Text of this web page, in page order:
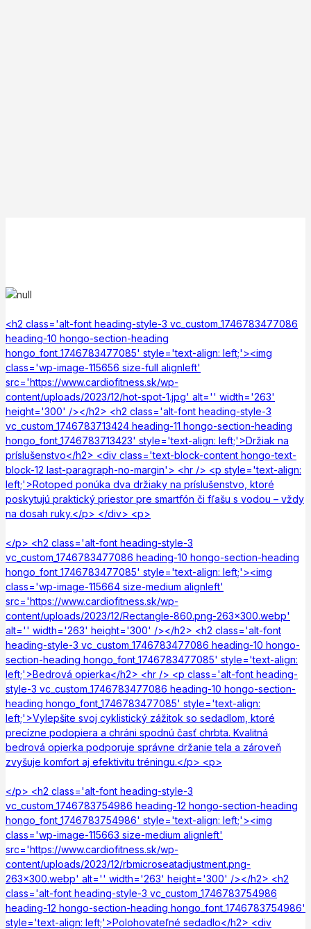
<h2 class='alt-font heading-style-3 vc_custom_1746783477086
heading-10 hongo-section-heading
hongo_font_1746783477085' style='text-align: left;'><img
class='wp-image-115656 size-full alignleft'
src='https://www.cardiofitness.sk/wp-
content/uploads/2023/12/hot-spot-1.jpg' alt='' width='263'
height='300' /></h2> <h2 class='alt-font heading-style-3
vc_custom_1746783713424 heading-11 hongo-section-heading
hongo_font_1746783713423' style='text-align: left;'>Držiak na
príslušenstvo</h2> <div class='text-block-content hongo-text-
block-12 last-paragraph-no-margin'> <hr /> <p style='text-align:
left;'>Rotoped ponúka dva držiaky na príslušenstvo, ktoré
poskytujú praktický priestor pre smartfón či fľašu s vodou – vždy
na dosah ruky.</p> </div> <p>
</p> <h2 class='alt-font heading-style-3
vc_custom_1746783477086 heading-10 hongo-section-heading
hongo_font_1746783477085' style='text-align: left;'><img
class='wp-image-115664 size-medium alignleft'
src='https://www.cardiofitness.sk/wp-
content/uploads/2023/12/Rectangle-860.png-263x300.webp'
alt='' width='263' height='300' /></h2> <h2 class='alt-font
heading-style-3 vc_custom_1746783477086 heading-10 hongo-
section-heading hongo_font_1746783477085' style='text-align:
left;'>Bedrová opierka</h2> <hr /> <p class='alt-font heading-
style-3 vc_custom_1746783477086 heading-10 hongo-section-
heading hongo_font_1746783477085' style='text-align:
left;'>Vylepšite svoj cyklistický zážitok so sedadlom, ktoré
precízne podopiera a chráni spodnú časť chrbta. Kvalitná
bedrová opierka podporuje správne držanie tela a zároveň
zvyšuje komfort aj efektivitu tréningu.</p> <p>
</p> <h2 class='alt-font heading-style-3
vc_custom_1746783754986 heading-12 hongo-section-heading
hongo_font_1746783754986' style='text-align: left;'><img
class='wp-image-115663 size-medium alignleft'
src='https://www.cardiofitness.sk/wp-
content/uploads/2023/12/rbmicroseatadjustment.png-
263x300.webp' alt='' width='263' height='300' /></h2> <h2
class='alt-font heading-style-3 vc_custom_1746783754986
heading-12 hongo-section-heading hongo_font_1746783754986'
style='text-align: left;'>Polohovateľné sedadlo</h2> <div